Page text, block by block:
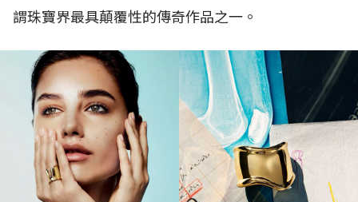
謂珠寶界最具顛覆性的傳奇作品之一。